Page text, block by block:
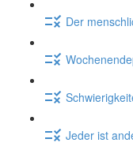
Der
Jeder ist